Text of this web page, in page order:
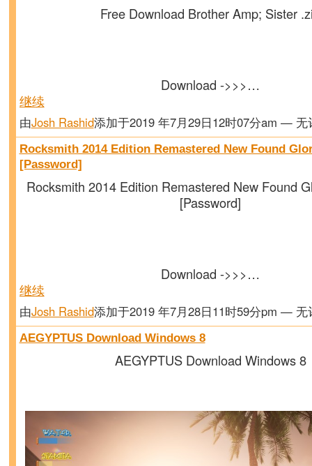
Free Download Brother Amp; Sister
Download ->>>…
继续
由Josh Rashid添加于2019 年7月29日12时07分am — 无
Rocksmith 2014 Edition Remastered New Found
[Password]
Rocksmith 2014 Edition Remastered New Found
[Password]
Download ->>>…
继续
由Josh Rashid添加于2019 年7月28日11时59分pm — 无
AEGYPTUS Download Windows 8
AEGYPTUS Download Windows 8